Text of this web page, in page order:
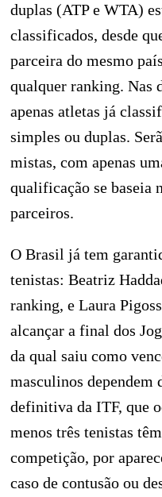
duplas (ATP e WTA)
classificados, desde
parceira do mesmo
qualquer ranking. Nas
apenas atletas já
simples ou duplas.
mistas, com apenas
qualificação se baseia
parceiros.
O Brasil já tem
tenistas: Beatriz
ranking, e Laura
alcançar a final dos
da qual saiu como
masculinos dependem
definitiva da ITF, que
menos três tenistas
competição, por
caso de contusão ou